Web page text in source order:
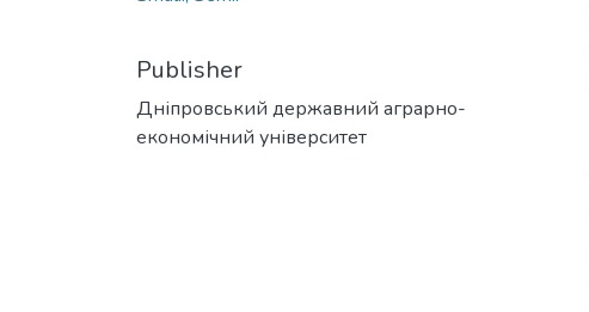
Publisher
Дніпровський державний аграрно-
економічний університет